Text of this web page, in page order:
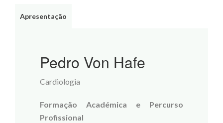
Apresentação
Pedro Von Hafe
Cardiologia
Formação Académica e Percurso
Profissional